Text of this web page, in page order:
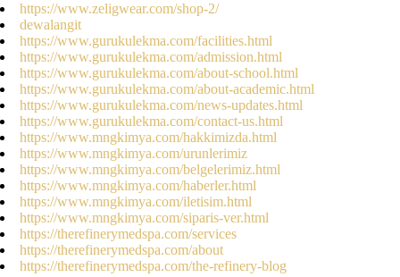
https://www.zeligwear.com/shop-2/
dewalangit
https://www.gurukulekma.com/facilities.html
https://www.gurukulekma.com/admission.html
https://www.gurukulekma.com/about-school.html
https://www.gurukulekma.com/about-academic.html
https://www.gurukulekma.com/news-updates.html
https://www.gurukulekma.com/contact-us.html
https://www.mngkimya.com/hakkimizda.html
https://www.mngkimya.com/urunlerimiz
https://www.mngkimya.com/belgelerimiz.html
https://www.mngkimya.com/haberler.html
https://www.mngkimya.com/iletisim.html
https://www.mngkimya.com/siparis-ver.html
https://therefinerymedspa.com/services
https://therefinerymedspa.com/about
https://therefinerymedspa.com/the-refinery-blog